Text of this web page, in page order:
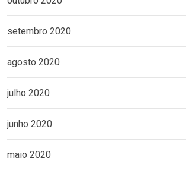
setembro 2020
agosto 2020
julho 2020
junho 2020
maio 2020